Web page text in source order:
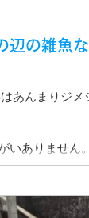
辺の雑魚
あんまりジメ
いありません。